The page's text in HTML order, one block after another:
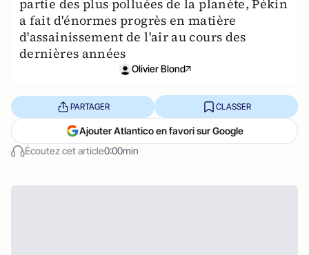
partie des plus polluées de la planète, Pékin
a fait d'énormes progrès en matière
d'assainissement de l'air au cours des
dernières années
Olivier Blond
Écoutez cet article0:00min
PARTAGER CLASSER
Ajouter Atlantico en favori sur Google